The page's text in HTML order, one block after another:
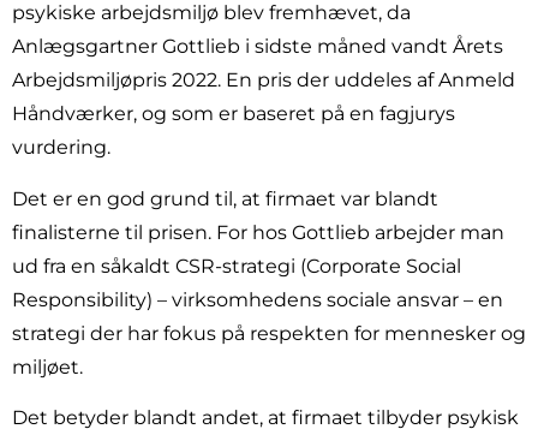
psykiske arbejdsmiljø blev fremhævet, da
Anlægsgartner Gottlieb i sidste måned vandt Årets
Arbejdsmiljøpris 2022. En pris der uddeles af Anmeld
Håndværker, og som er baseret på en fagjurys
vurdering.
Det er en god grund til, at firmaet var blandt
finalisterne til prisen. For hos Gottlieb arbejder man
ud fra en såkaldt CSR-strategi (Corporate Social
Responsibility) – virksomhedens sociale ansvar – en
strategi der har fokus på respekten for mennesker og
miljøet.
Det betyder blandt andet, at firmaet tilbyder psykisk